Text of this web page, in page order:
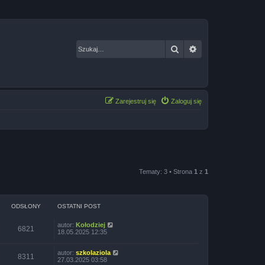
Szukaj
Zaloguj się
Zarejestruj się
Tematy: 3 • Strona 1 z 1
ODSŁONY OSTATNI POST
6821 autor: Kołodziej
18.05.2025 12:35
8311 autor: szkolaziola
27.03.2025 03:58